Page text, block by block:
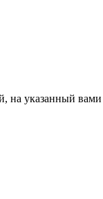
на указанный